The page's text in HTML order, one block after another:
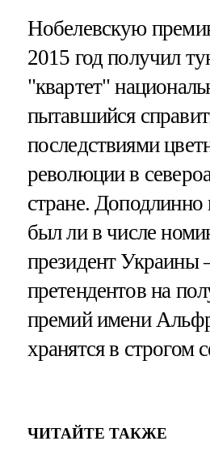
Нобелевскую
2015 год получил
"квартет"
пытавшийся
последствиями
революции в
стране. Доподлинно
был ли в числе
президент
претендентов на
премий имени
хранятся в строгом
ЧИТАЙТЕ ТАКЖЕ